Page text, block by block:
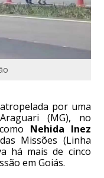
por uma
(MG), no
Nehida Inez
Missões (Linha
há mais de cinco
em Goiás.